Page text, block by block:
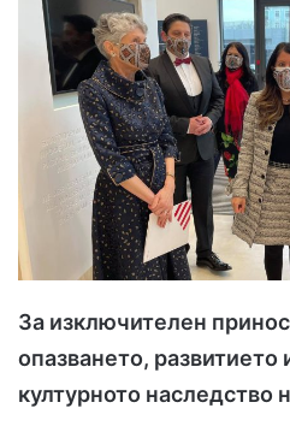
o
w
o
n
X
a
n
e
m
a
i
За изключителен
опазването, развитието
културното наследство